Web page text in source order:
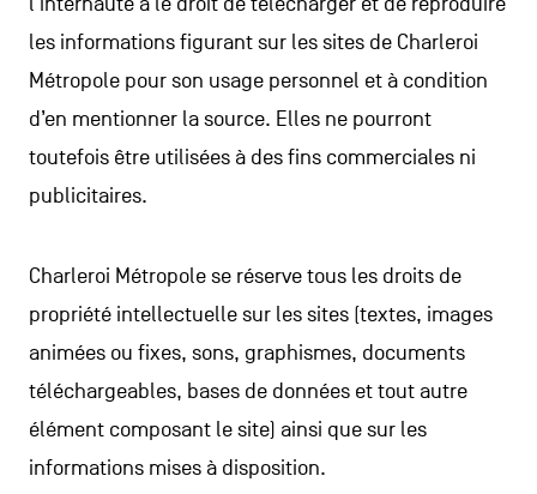
les informations figurant sur les sites de Charleroi
Métropole pour son usage personnel et à condition
d’en mentionner la source. Elles ne pourront
toutefois être utilisées à des fins commerciales ni
publicitaires.
Charleroi Métropole se réserve tous les droits de
propriété intellectuelle sur les sites (textes, images
animées ou fixes, sons, graphismes, documents
téléchargeables, bases de données et tout autre
élément composant le site) ainsi que sur les
informations mises à disposition.